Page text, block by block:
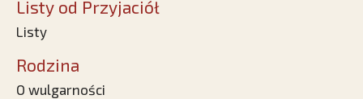
Listy od Przyjaciół
Listy
Rodzina
O wulgarności